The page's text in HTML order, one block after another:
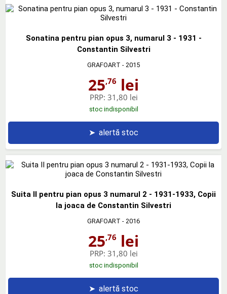
Sonatina pentru pian opus 3, numarul 3 - 1931 -
Constantin Silvestri
GRAFOART - 2015
25,76 lei
PRP: 31,80 lei
stoc indisponibil
➤ alertă stoc
Suita II pentru pian opus 3 numarul 2 - 1931-1933, Copii
la joaca de Constantin Silvestri
GRAFOART - 2016
25,76 lei
PRP: 31,80 lei
stoc indisponibil
➤ alertă stoc